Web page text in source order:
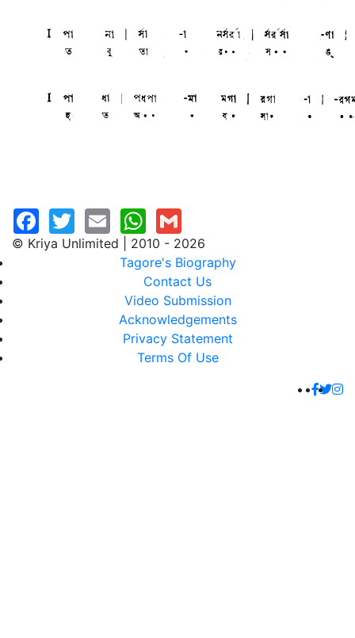
© Kriya Unlimited | 2010 - 2026
Tagore's Biography
Contact Us
Video Submission
Acknowledgements
Privacy Statement
Terms Of Use